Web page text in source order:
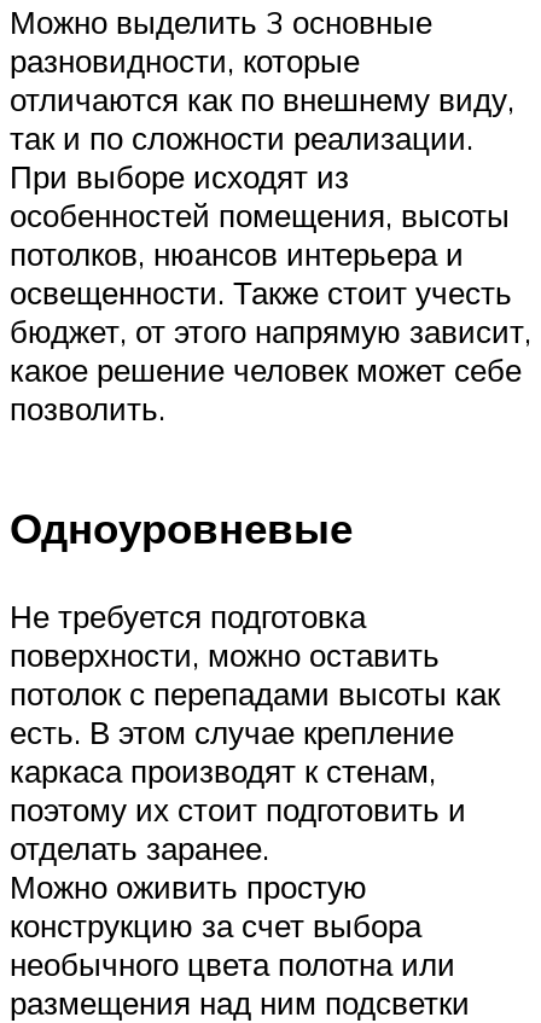
Можно выделить 3 основные
разновидности, которые
отличаются как по внешнему виду,
так и по сложности реализации.
При выборе исходят из
особенностей помещения, высоты
потолков, нюансов интерьера и
освещенности. Также стоит учесть
бюджет, от этого напрямую зависит,
какое решение человек может себе
позволить.
Одноуровневые
Не требуется подготовка
поверхности, можно оставить
потолок с перепадами высоты как
есть. В этом случае крепление
каркаса производят к стенам,
поэтому их стоит подготовить и
отделать заранее.
Можно оживить простую
конструкцию за счет выбора
необычного цвета полотна или
размещения над ним подсветки